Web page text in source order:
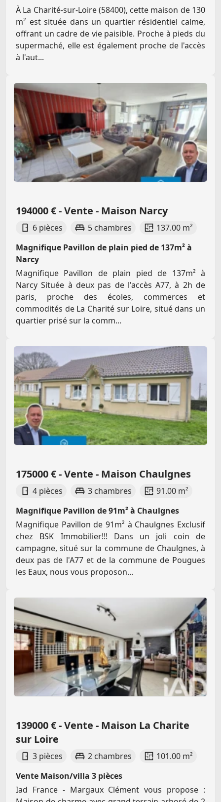
À La Charité-sur-Loire (58400), cette maison de 130
m² est située dans un quartier résidentiel calme,
offrant un cadre de vie paisible. Proche à pieds du
supermaché, elle est également proche de l'accès
à l'aut...
194000 € - Vente - Maison Narcy
6 pièces 5 chambres
137.00 m²
Magnifique Pavillon de plain pied de 137m² à
Narcy
Magnifique Pavillon de plain pied de 137m² à
Narcy Située à deux pas de l'accès A77, à 2h de
paris, proche des écoles, commerces et
commodités de La Charité sur Loire, situé dans un
quartier prisé sur la comm...
175000 € - Vente - Maison Chaulgnes
4 pièces 3 chambres
91.00 m²
Magnifique Pavillon de 91m² à Chaulgnes
Magnifique Pavillon de 91m² à Chaulgnes Exclusif
chez BSK Immobilier!!! Dans un joli coin de
campagne, situé sur la commune de Chaulgnes, à
deux pas de l'A77 et de la commune de Pougues
les Eaux, nous vous proposon...
139000 € - Vente - Maison La Charite
sur Loire
3 pièces 2 chambres
101.00 m²
Vente Maison/villa 3 pièces
Iad France - Margaux Clément vous propose :